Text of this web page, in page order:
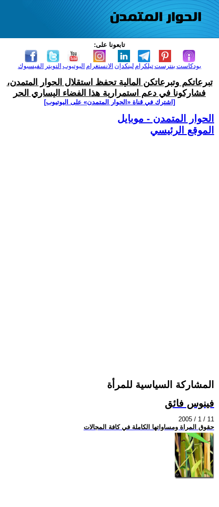
تابعونا على:
الفيسبوك التويتر اليوتيوب الانستغرام لينكدإن تيلكرامبنترست بودكاست
تبرعاتكم وتبرعاتكن المالية تحفظ استقلال الحوار المتمدن،
فشاركونا في دعم استمرارية هذا الفضاء اليساري الحر
[اشترك في قناة ‫«الحوار المتمدن» على اليوتيوب]
الحوار المتمدن - موبايل
الموقع الرئيسي
المشاركة السياسية للمرأة
فينوس فائق
2005 / 1 / 11
حقوق المراة ومساواتها الكاملة في كافة المجالات